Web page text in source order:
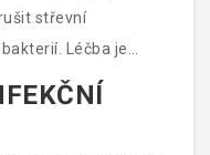
střevní
Léčba je
bolest a